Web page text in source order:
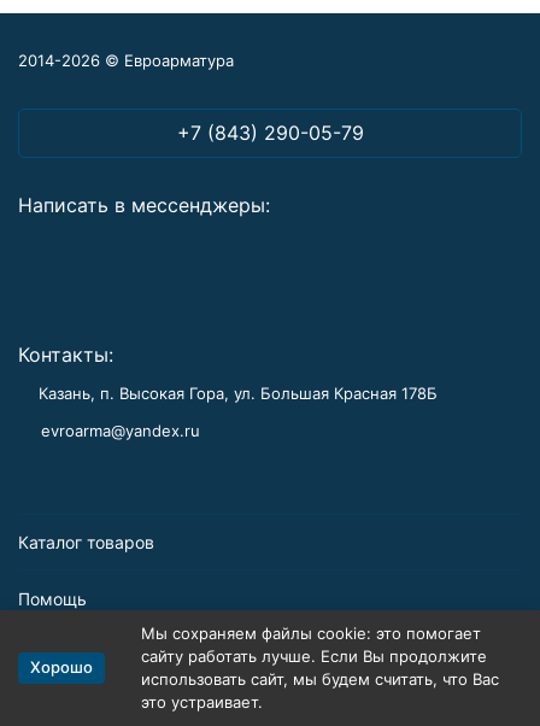
2014-2026 © Евроарматура
+7 (843) 290-05-79
Написать в мессенджеры:
Контакты:
Казань, п. Высокая Гора, ул. Большая Красная 178Б
evroarma@yandex.ru
Каталог товаров
Помощь
Информация
Хорошо
Мы сохраняем файлы cookie: это помогает
сайту работать лучше. Если Вы продолжите
использовать сайт, мы будем считать, что Вас
это устраивает.